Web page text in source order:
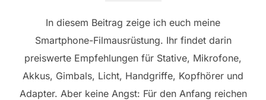
In diesem Beitrag zeige ich euch meine
Smartphone-Filmausrüstung. Ihr findet darin
preiswerte Empfehlungen für Stative, Mikrofone,
Akkus, Gimbals, Licht, Handgriffe, Kopfhörer und
Adapter. Aber keine Angst: Für den Anfang reichen